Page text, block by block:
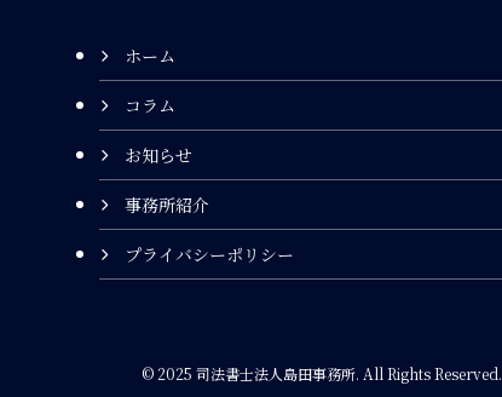
ホーム
コラム
お知らせ
事務所紹介
プライバシーポリシー
© 2025 司法書士法人島田事務所. All Rights Reserved.